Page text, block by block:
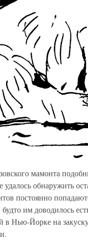
мамонта
обнаружить
постоянно
им доводилось
в Нью-Йорке на